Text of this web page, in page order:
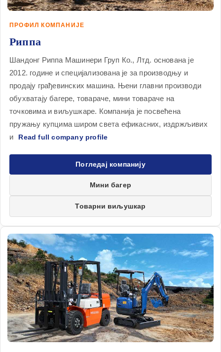
ПРОФИЛ КОМПАНИЈЕ
Риппа
Шандонг Риппа Машинери Груп Ко., Лтд. основана је
2012. године и специјализована је за производњу и
продају грађевинских машина. Њени главни производи
обухватају багере, товараче, мини товараче на
точковима и виљушкаре. Компанија је посвећена
пружању купцима широм света ефикасних, издржљивих
и
Погледај компанију
Мини багер
Товарни виљушкар